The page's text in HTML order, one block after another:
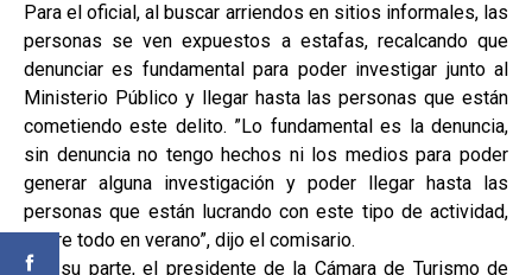
Para el oficial, al buscar arriendos en sitios informales, las
personas se ven expuestos a estafas, recalcando que
denunciar es fundamental para poder investigar junto al
Ministerio Público y llegar hasta las personas que están
cometiendo este delito. ”Lo fundamental es la denuncia,
sin denuncia no tengo hechos ni los medios para poder
generar alguna investigación y poder llegar hasta las
personas que están lucrando con este tipo de actividad,
sobre todo en verano”, dijo el comisario.
Por su parte, el presidente de la Cámara de Turismo de